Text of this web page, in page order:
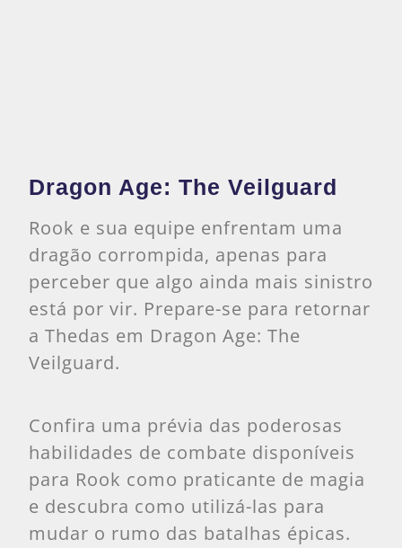
Dragon Age: The Veilguard
Rook e sua equipe enfrentam uma
dragão corrompida, apenas para
perceber que algo ainda mais sinistro
está por vir. Prepare-se para retornar
a Thedas em Dragon Age: The
Veilguard.
Confira uma prévia das poderosas
habilidades de combate disponíveis
para Rook como praticante de magia
e descubra como utilizá-las para
mudar o rumo das batalhas épicas.